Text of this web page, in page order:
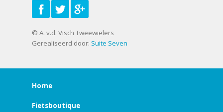
© A. v.d. Visch Tweewielers
Gerealiseerd door: Suite Seven
Home
Fietsboutique